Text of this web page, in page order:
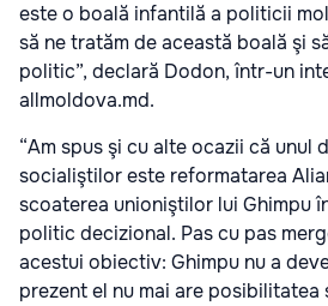
este o boală infantilă a politicii
să ne tratăm de această boală şi
politic”, declară Dodon, într-un
allmoldova.md.
“Am spus şi cu alte ocazii că unul
socialiştilor este reformatarea
scoaterea unioniştilor lui Ghimpu
politic decizional. Pas cu pas
acestui obiectiv: Ghimpu nu a
prezent el nu mai are